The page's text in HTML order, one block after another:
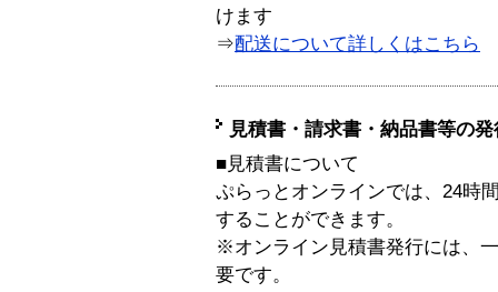
けます
⇒配送について詳しくはこちら
見積書・請求書・納品書等の
■見積書について
ぷらっとオンラインでは、24時
することができます。
※オンライン見積書発行には、
要です。